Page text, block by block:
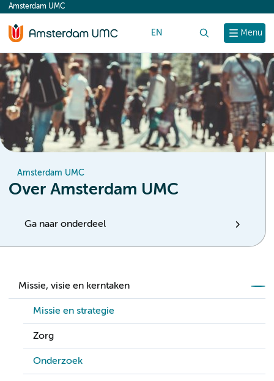
content
Menu
Amsterdam UMC
EN
Amsterdam UMC
Over Amsterdam UMC
Ga naar onderdeel
Missie, visie en kerntaken
Missie en strategie
Zorg
Onderzoek